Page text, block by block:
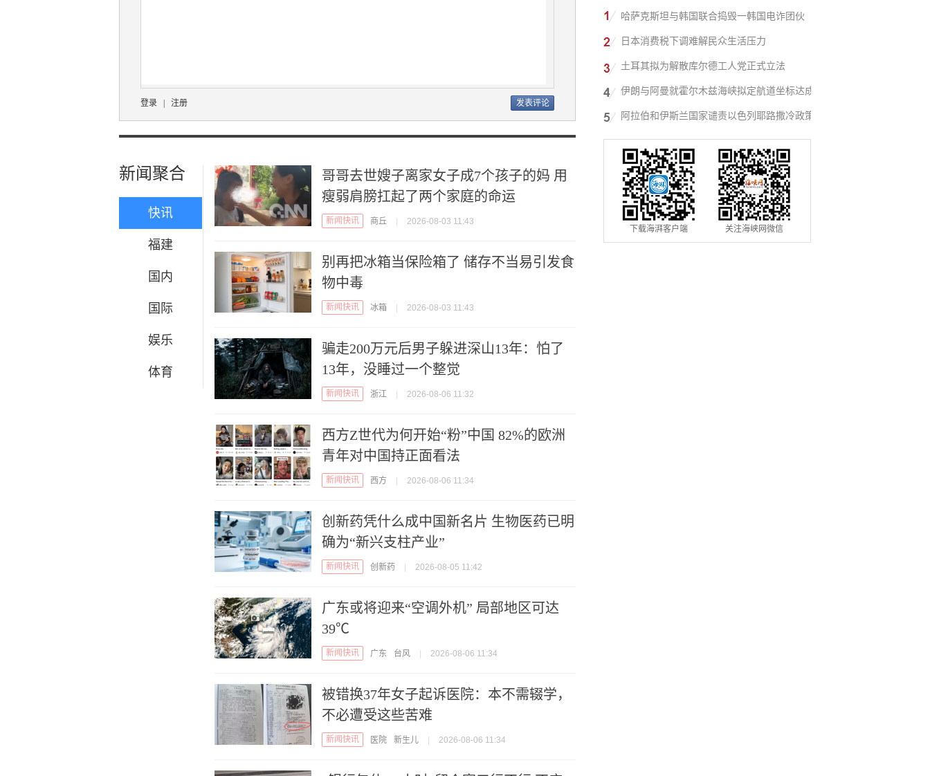
登录 | 注册
新闻聚合
快讯
福建
国内
国际
娱乐
体育
哥哥去世嫂子离家女子成7个孩子的妈 用
瘦弱肩膀扛起了两个家庭的命运
新闻快讯 商丘 | 2026-08-03 11:43
别再把冰箱当保险箱了 储存不当易引发食
物中毒
新闻快讯 冰箱 | 2026-08-03 11:43
骗走200万元后男子躲进深山13年：怕了
13年，没睡过一个整觉
新闻快讯 浙江 | 2026-08-06 11:32
西方Z世代为何开始“粉”中国 82%的欧洲
青年对中国持正面看法
新闻快讯 西方 | 2026-08-06 11:34
创新药凭什么成中国新名片 生物医药已明
确为“新兴支柱产业”
新闻快讯 创新药 | 2026-08-05 11:42
广东或将迎来“空调外机” 局部地区可达
39℃
新闻快讯 广东 台风 | 2026-08-06 11:34
被错换37年女子起诉医院：本不需辍学，
不必遭受这些苦难
新闻快讯 医院 新生儿 | 2026-08-06 11:34
哈萨克斯坦与韩国联合捣毁一韩国电诈团伙
日本消费税下调难解民众生活压力
土耳其拟为解散库尔德工人党正式立法
伊朗与阿曼就霍尔木兹海峡拟定航道坐标达成
一致
阿拉伯和伊斯兰国家谴责以色列耶路撒冷政策
下载海湃客户端 关注海峡网微信